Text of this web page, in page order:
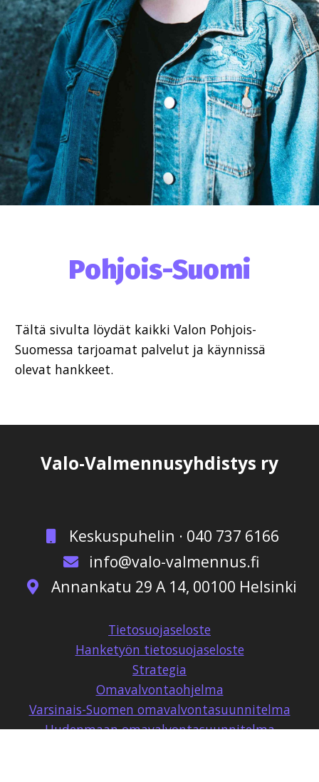
Pohjois-Suomi
Tältä sivulta löydät kaikki Valon Pohjois-
Suomessa tarjoamat palvelut ja käynnissä
olevat hankkeet.
Valo-Valmennusyhdistys ry
Keskuspuhelin · 040 737 6166
info@valo-valmennus.fi
Annankatu 29 A 14, 00100 Helsinki
Tietosuojaseloste
Hanketyön tietosuojaseloste
Strategia
Omavalvontaohjelma
Varsinais-Suomen omavalvontasuunnitelma
Uudenmaan omavalvontasuunnitelma